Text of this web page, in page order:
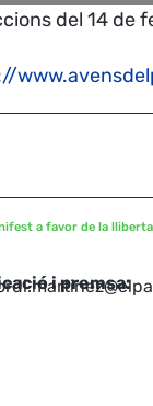
del 14 de
a favor de la
i premsa: